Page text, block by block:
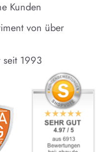
Kunden
von über
1993